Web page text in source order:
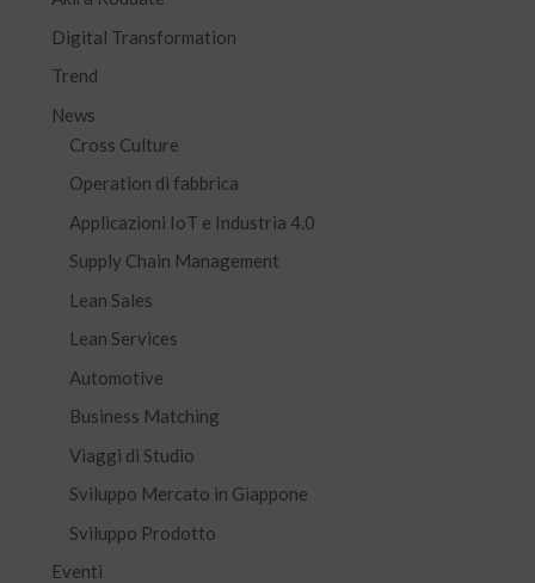
Digital Transformation
Trend
News
Cross Culture
Operation di fabbrica
Applicazioni IoT e Industria 4.0
Supply Chain Management
Lean Sales
Lean Services
Automotive
Business Matching
Viaggi di Studio
Sviluppo Mercato in Giappone
Sviluppo Prodotto
Eventi